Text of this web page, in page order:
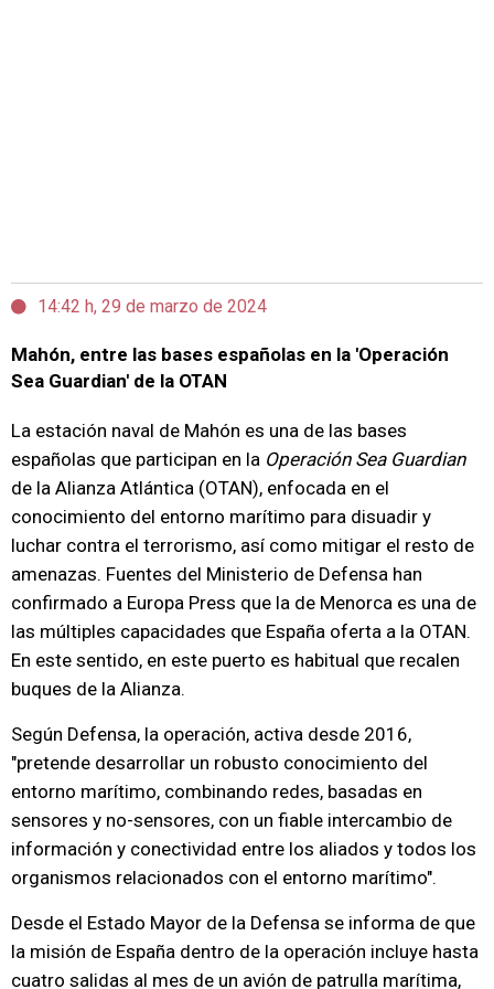
14:42 h, 29 de marzo de 2024
Mahón, entre las bases españolas en la 'Operación
Sea Guardian' de la OTAN
La estación naval de Mahón es una de las bases
españolas que participan en la Operación Sea Guardian
de la Alianza Atlántica (OTAN), enfocada en el
conocimiento del entorno marítimo para disuadir y
luchar contra el terrorismo, así como mitigar el resto de
amenazas. Fuentes del Ministerio de Defensa han
confirmado a Europa Press que la de Menorca es una de
las múltiples capacidades que España oferta a la OTAN.
En este sentido, en este puerto es habitual que recalen
buques de la Alianza.
Según Defensa, la operación, activa desde 2016,
"pretende desarrollar un robusto conocimiento del
entorno marítimo, combinando redes, basadas en
sensores y no-sensores, con un fiable intercambio de
información y conectividad entre los aliados y todos los
organismos relacionados con el entorno marítimo".
Desde el Estado Mayor de la Defensa se informa de que
la misión de España dentro de la operación incluye hasta
cuatro salidas al mes de un avión de patrulla marítima,